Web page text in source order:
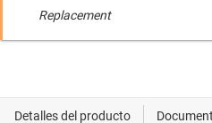
Replacement